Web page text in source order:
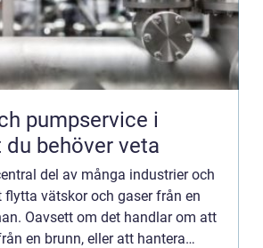
pumpservice i
du behöver veta
del av många industrier och
vätskor och gaser från en
Oavsett om det handlar om att
en brunn, eller att hantera